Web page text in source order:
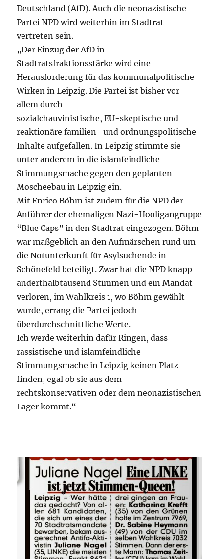
Deutschland (AfD). Auch die neonazistische
Partei NPD wird weiterhin im Stadtrat
vertreten sein.
„Der Einzug der AfD in
Stadtratsfraktionsstärke wird eine
Herausforderung für das kommunalpolitische
Wirken in Leipzig. Die Partei ist bisher vor
allem durch
sozialchauvinistische, EU-skeptische und
reaktionäre familien- und ordnungspolitische
Inhalte aufgefallen. In Leipzig stimmte sie
unter anderem in die islamfeindliche
Stimmungsmache gegen den geplanten
Moscheebau in Leipzig ein.
Mit Enrico Böhm ist zudem für die NPD der
Anführer der ehemaligen Nazi-Hooligangruppe
“Blue Caps” in den Stadtrat eingezogen. Böhm
war maßgeblich an den Aufmärschen rund um
die Notunterkunft für Asylsuchende in
Schönefeld beteiligt. Zwar hat die NPD knapp
anderthalbtausend Stimmen und ein Mandat
verloren, im Wahlkreis 1, wo Böhm gewählt
wurde, errang die Partei jedoch
überdurchschnittliche Werte.
Ich werde weiterhin dafür Ringen, dass
rassistische und islamfeindliche
Stimmungsmache in Leipzig keinen Platz
finden, egal ob sie aus dem
rechtskonservativen oder dem neonazistischen
Lager kommt.“